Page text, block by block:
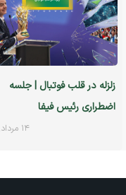
زلزله در قلب فوتبال | جلسه
اضطراری رئیس فیفا
۱۴ مرداد, ۱۴۰۵